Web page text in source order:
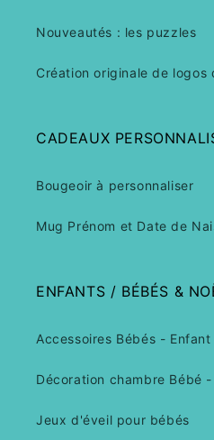
Nouveautés : les puzzles
Création originale de logos
CADEAUX
Bougeoir à personnaliser
Mug Prénom et Date de
ENFANTS / BÉBÉS &
Accessoires Bébés - Enfant
Décoration chambre Bébé
Jeux d'éveil pour bébés